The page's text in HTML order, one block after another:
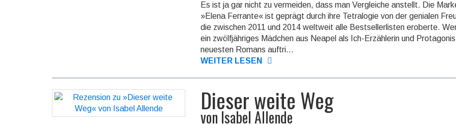
Es ist ja gar nicht zu vermeiden, dass man Ver­gleiche anstellt. Die
»Elena Ferrante« ist geprägt durch ihre Tetra­logie von der genialen
die zwischen 2011 und 2014 weltweit alle Best­seller­listen eroberte.
ein zwölf­jähriges Mädchen aus Neapel als Ich-Erzäh­lerin und
neuesten Romans auftri...
WEITER LESEN
Dieser weite Weg
von Isabel Allende